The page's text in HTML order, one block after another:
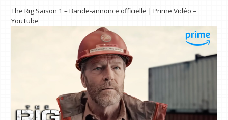
The Rig Saison 1 – Bande-annonce officielle | Prime Vidéo –
YouTube